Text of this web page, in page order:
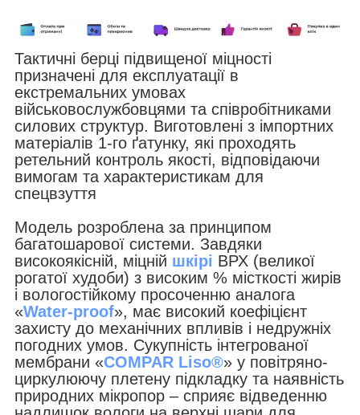
Тактичні берці підвищеної міцності
призначені для експлуатації в
екстремальних умовах
військовослужбовцями та співробітниками
силових структур. Виготовлені з імпортних
матеріалів 1-го ґатунку, які проходять
ретельний контроль якості, відповідаючи
вимогам та характеристикам для
спецвзуття
Модель розроблена за принципом
багатошарової системи. Завдяки
високоякісній, міцній шкірі ВРХ (великої
рогатої худоби) з високим % місткості жирів
і вологостійкому просоченню аналога
«Water-proof», має високий коефіцієнт
захисту до механічних впливів і недружніх
погодних умов. Сукупність інтегрованої
мембрани «COMPAR Liso®» у повітряно-
циркулюючу плетену підкладку та наявність
природних мікропор – сприяє відведенню